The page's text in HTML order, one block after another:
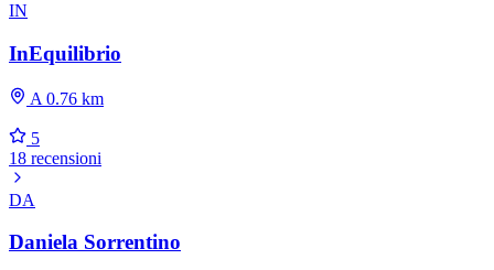
IN
InEquilibrio
A 0.76 km
5
18 recensioni
DA
Daniela Sorrentino